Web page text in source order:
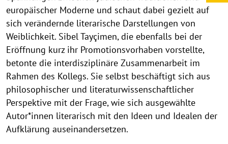
e
n
europäischer Moderne und schaut dabei gezielt auf
sich verändernde literarische Darstellungen von
Weiblichkeit. Sibel Tayçimen, die ebenfalls bei der
Eröffnung kurz ihr Promotionsvorhaben vorstellte,
betonte die interdisziplinäre Zusammenarbeit im
Rahmen des Kollegs. Sie selbst beschäftigt sich aus
philosophischer und literaturwissenschaftlicher
Perspektive mit der Frage, wie sich ausgewählte
Autor*innen literarisch mit den Ideen und Idealen der
Aufklärung auseinandersetzen.